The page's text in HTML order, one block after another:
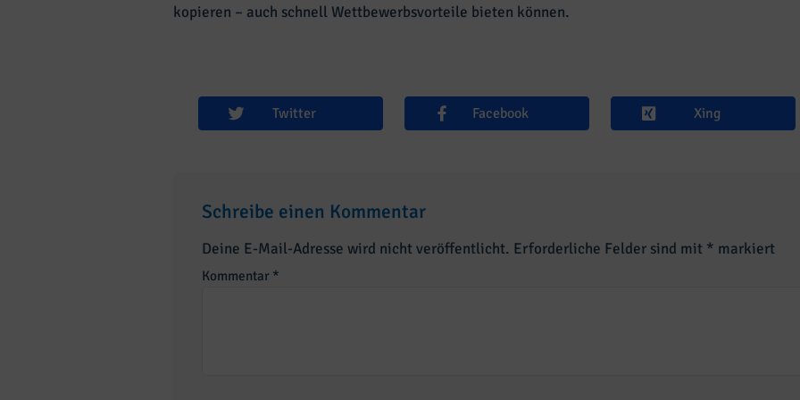
kopieren – auch schnell Wettbewerbsvorteile bieten können.
Twitter Facebook Xing
Schreibe einen Kommentar
Deine E-Mail-Adresse wird nicht veröffentlicht. Erforderliche Felder sind mit * markiert
Kommentar *